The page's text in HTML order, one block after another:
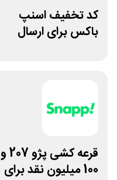
کد تخفیف اسنپ
باکس برای ارسال
قرعه کشی پژو 207 و
100 میلیون نقد برای